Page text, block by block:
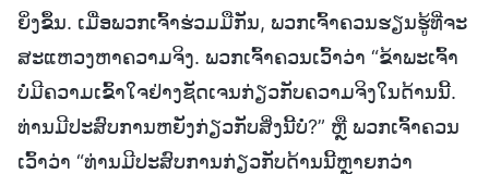
ຍິ່ງຂຶ້ນ. ເມື່ອພວກເຈົ້າຮ່ວມມືກັນ, ພວກເຈົ້າຄວນຮຽນຮູ້ທີ່ຈະ
ສະແຫວງຫາຄວາມຈິງ. ພວກເຈົ້າຄວນເວົ້າວ່າ “ຂ້າພະເຈົ້າ
ບໍ່ມີຄວາມເຂົ້າໃຈຢ່າງຊັດເຈນກ່ຽວກັບຄວາມຈິງໃນດ້ານນີ້.
ທ່ານມີປະສົບການຫຍັງກ່ຽວກັບສິ່ງນີ້ບໍ່?” ຫຼື ພວກເຈົ້າຄວນ
ເວົ້າວ່າ “ທ່ານມີປະສົບການກ່ຽວກັບດ້ານນີ້ຫຼາຍກວ່າ